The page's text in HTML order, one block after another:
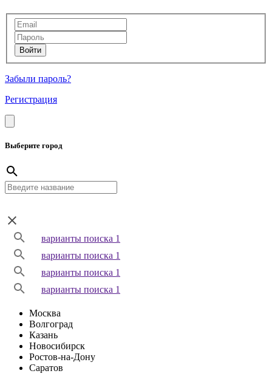
Забыли пароль?
Регистрация
Выберите город
варианты поиска 1
варианты поиска 1
варианты поиска 1
варианты поиска 1
Москва
Волгоград
Казань
Новосибирск
Ростов-на-Дону
Саратов